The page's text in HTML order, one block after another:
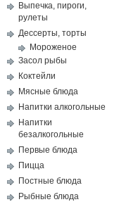
Выпечка, пироги,
рулеты
Дессерты, торты
Мороженое
Засол рыбы
Коктейли
Мясные блюда
Напитки алкогольные
Напитки
безалкогольные
Первые блюда
Пицца
Постные блюда
Рыбные блюда